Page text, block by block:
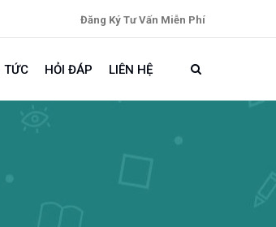
Đăng Ký Tư Vấn Miễn Phí
TỨC HỎI ĐÁP LIÊN HỆ